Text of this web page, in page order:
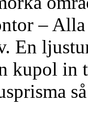
– Alla
En
kupol in